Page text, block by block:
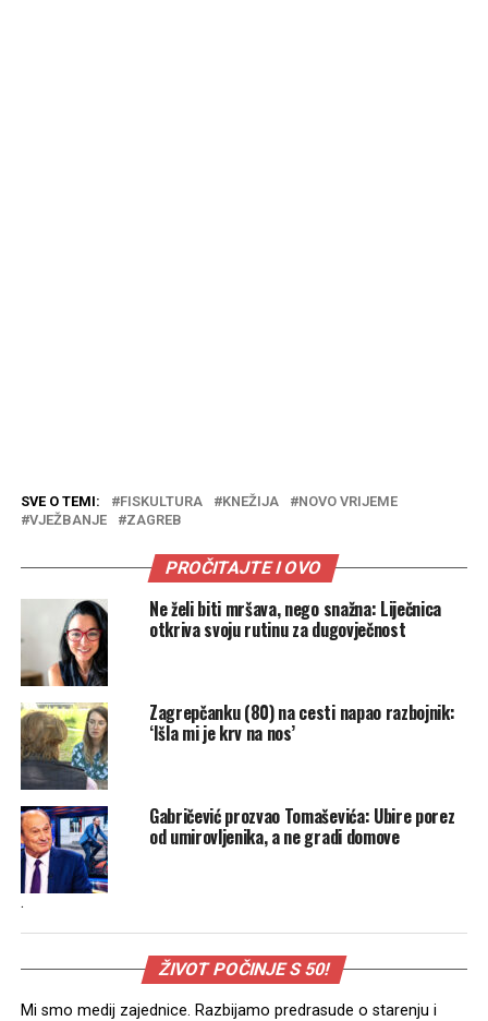
SVE O TEMI: FISKULTURA KNEŽIJA
NOVO VRIJEME
VJEŽBANJE
ZAGREB
PROČITAJTE I OVO
Ne želi biti mršava, nego snažna: Liječnica
otkriva svoju rutinu za dugovječnost
Zagrepčanku (80) na cesti napao razbojnik:
‘Išla mi je krv na nos’
Gabričević prozvao Tomaševića: Ubire porez
od umirovljenika, a ne gradi domove
.
ŽIVOT POČINJE S 50!
Mi smo medij zajednice. Razbijamo predrasude o starenju i